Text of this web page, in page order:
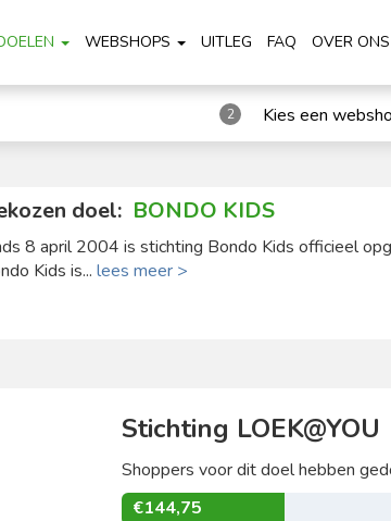
WEBSHOPS UITLEG FAQ OVER ONS
2 Kies een
doel: BONDO KIDS
8 april 2004 is stichting Bondo Kids officieel
Kids is... lees meer >
Stichting LOEK@YOU
Shoppers voor dit doel hebben
€144,75